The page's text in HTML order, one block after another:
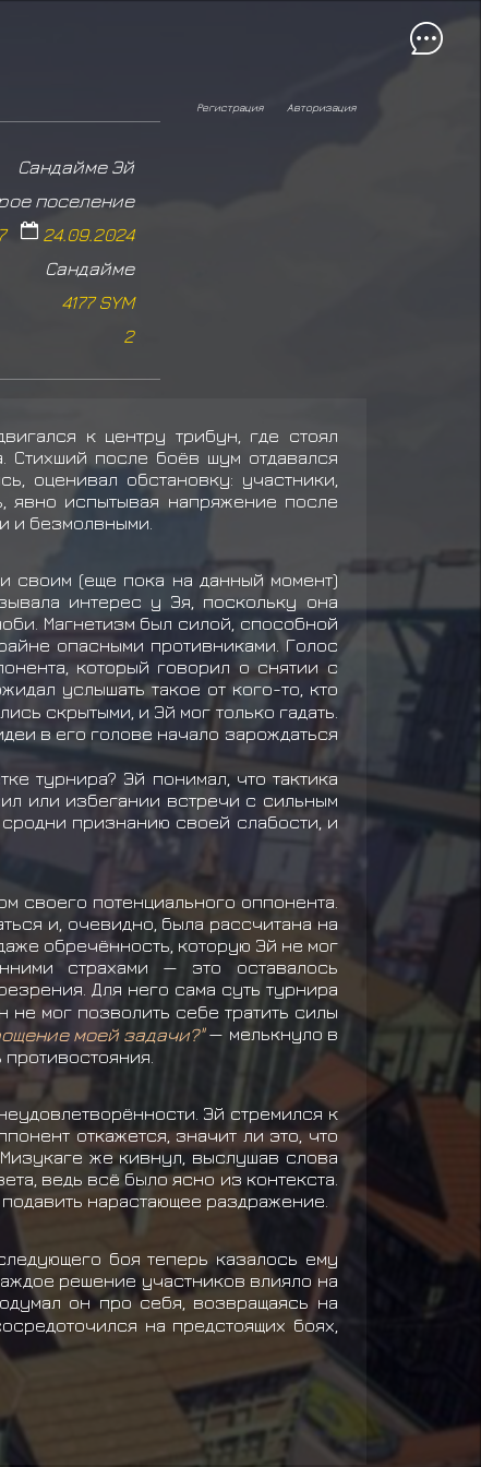
Авторизация
Регистрация
Сандайме Эй
поселение
24.09.2024
Сандайме
4177 SYM
2
к центру трибун, где стоял
Стихший после боёв шум отдавался
оценивал обстановку: участники,
явно испытывая напряжение после
и безмолвными.
своим (еще пока на данный момент)
интерес у Эя, поскольку она
Магнетизм был силой, способной
опасными противниками. Голос
который говорил о снятии с
услышать такое от кого-то, кто
скрытыми, и Эй мог только гадать.
в его голове начало зарождаться
турнира? Эй понимал, что тактика
или избегании встречи с сильным
признанию своей слабости, и
своего потенциального оппонента.
и, очевидно, была рассчитана на
обречённость, которую Эй не мог
страхами — это оставалось
Для него сама суть турнира
не мог позволить себе тратить силы
моей задачи?"— мелькнуло в
Эй стремился к
откажется, значит ли это, что
же кивнул, выслушав слова
ведь всё было ясно из контекста.
нарастающее раздражение.
боя теперь казалось ему
решение участников влияло на
он про себя, возвращаясь на
на предстоящих боях,